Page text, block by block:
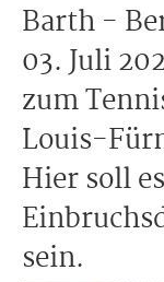
Barth -
03. Juli
zum
Louis-
Hier soll
sein.